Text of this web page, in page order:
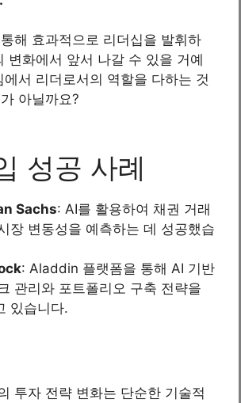
해 효과적으로 리더십을 발휘하
변화에서 앞서 나갈 수 있을 거예
서 리더로서의 역할을 다하는 것
아닐까요?
성공 사례
Sachs: AI를 활용하여 채권 거래
장 변동성을 예측하는 데 성공했습
: Aladdin 플랫폼을 통해 AI 기반
관리와 포트폴리오 구축 전략을
있습니다.
투자 전략 변화는 단순한 기술적